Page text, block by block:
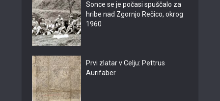
Sonce se je počasi spuščalo za
hribe nad Zgornjo Rečico, okrog
1960
Prvi zlatar v Celju: Pettrus
Aurifaber